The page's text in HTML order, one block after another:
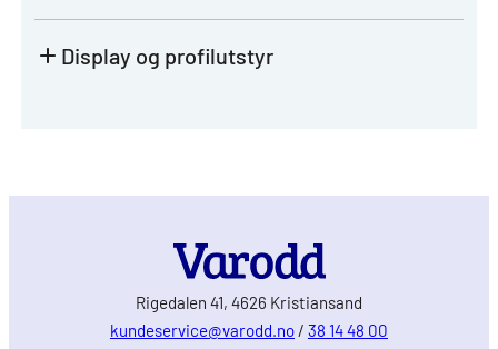
Display og profilutstyr
Rigedalen 41, 4626 Kristiansand
kundeservice@varodd.no / 38 14 48 00